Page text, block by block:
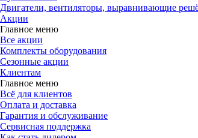
Двигатели, вентиляторы, выравнивающие
Акции
Главное меню
Все акции
Комплекты оборудования
Сезонные акции
Клиентам
Главное меню
Всё для клиентов
Оплата и доставка
Гарантия и обслуживание
Сервисная поддержка